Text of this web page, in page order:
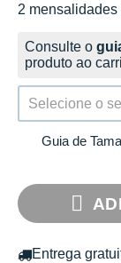
2 mensalidades
sem custos
Consulte o
produto ao
Selecione o
Guia de
Entrega